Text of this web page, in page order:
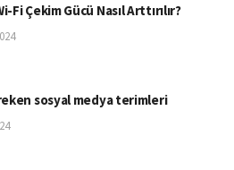
Fi Çekim Gücü Nasıl Arttırılır?
sosyal medya terimleri